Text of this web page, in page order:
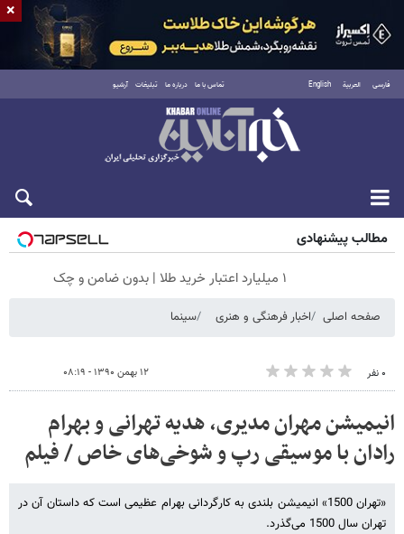
فارسی العربية English تماس با ما درباره ما تبلیغات آرشیو
جمعه ۱۶ مرداد ۱۴۰۵
مطالب پیشنهادی
۱ میلیارد اعتبار خرید طلا | بدون ضامن و چک
صفحه اصلی اخبار فرهنگی و هنری سینما
۰ نفر ۱۲ بهمن ۱۳۹۰ - ۰۸:۱۹
انیمیشن مهران مدیری، هدیه تهرانی و بهرام
رادان با موسیقی رپ و شوخی‌های خاص / فیلم
«تهران 1500» انیمیشن بلندی به کارگردانی بهرام عظیمی است که داستان آن در
تهران سال 1500 می‌گذرد.
×